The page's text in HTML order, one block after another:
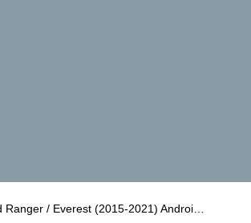
Ranger / Everest (2015-2021) Androi…